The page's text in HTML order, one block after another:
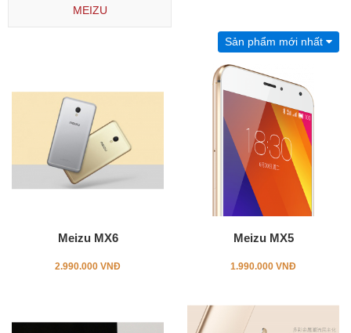
MEIZU
Sản phẩm mới nhất
Meizu MX6
2.990.000 VNĐ
Meizu MX5
1.990.000 VNĐ